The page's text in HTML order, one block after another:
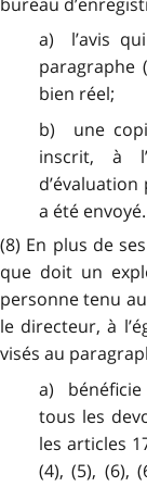
a) l’avis
paragraphe
bien réel;
b) une
inscrit, à
a été envoyé.
(8) En plus de
que doit un
personne tenu
le directeur, à
visés au
a)
tous les
les articles
(4), (5), (6),